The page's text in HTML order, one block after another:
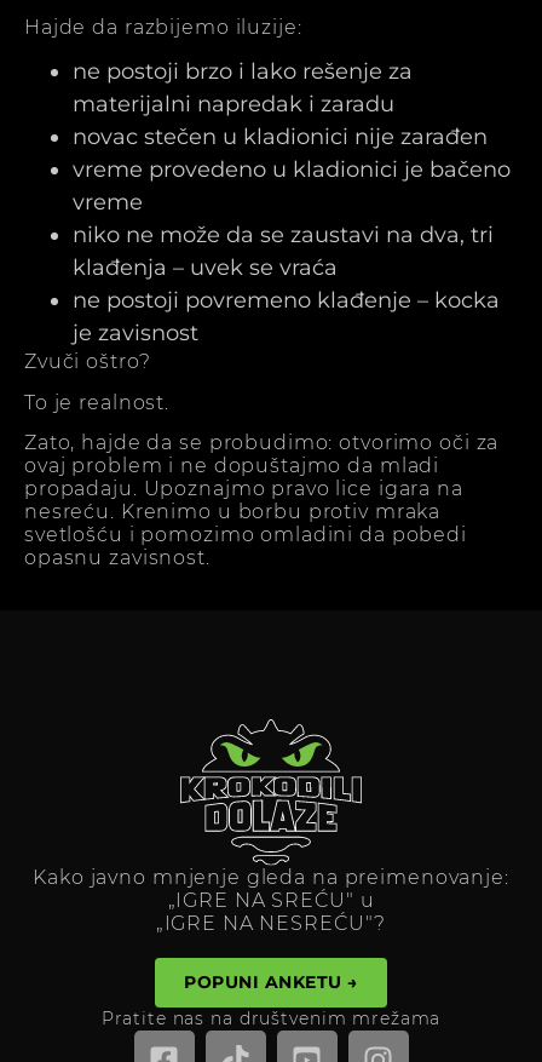
Hajde da razbijemo iluzije:
ne postoji brzo i lako rešenje za
materijalni napredak i zaradu
novac stečen u kladionici nije zarađen
vreme provedeno u kladionici je bačeno
vreme
niko ne može da se zaustavi na dva, tri
klađenja – uvek se vraća
ne postoji povremeno klađenje – kocka
je zavisnost
Zvuči oštro?
To je realnost.
Zato, hajde da se probudimo: otvorimo oči za
ovaj problem i ne dopuštajmo da mladi
propadaju. Upoznajmo pravo lice igara na
nesreću. Krenimo u borbu protiv mraka
svetlošću i pomozimo omladini da pobedi
opasnu zavisnost.
Kako javno mnjenje gleda na preimenovanje:
„IGRE NA SREĆU" u
„IGRE NA NESREĆU"?
POPUNI ANKETU →
Pratite nas na društvenim mrežama